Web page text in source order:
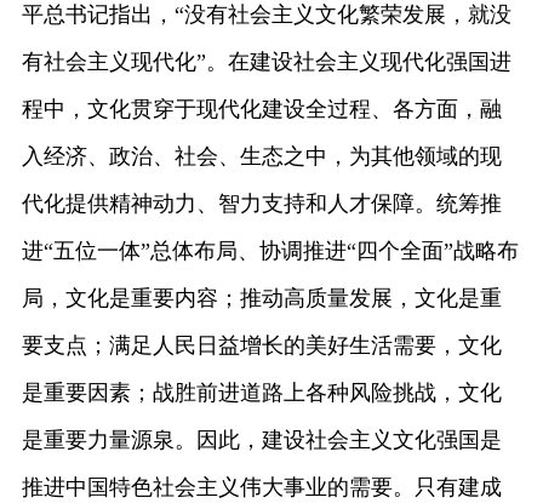
平总书记指出，“没有社会主义文化繁荣发展，就没
有社会主义现代化”。在建设社会主义现代化强国进
程中，文化贯穿于现代化建设全过程、各方面，融
入经济、政治、社会、生态之中，为其他领域的现
代化提供精神动力、智力支持和人才保障。统筹推
进“五位一体”总体布局、协调推进“四个全面”战略布
局，文化是重要内容；推动高质量发展，文化是重
要支点；满足人民日益增长的美好生活需要，文化
是重要因素；战胜前进道路上各种风险挑战，文化
是重要力量源泉。因此，建设社会主义文化强国是
推进中国特色社会主义伟大事业的需要。只有建成